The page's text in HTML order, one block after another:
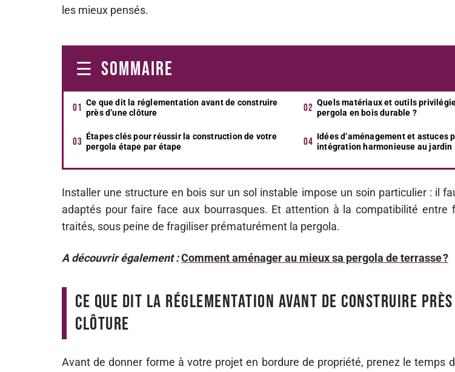
les mieux pensés.
SOMMAIRE
Ce que dit la réglementation avant de construire
près d’une clôture
Quels matériaux et outils
pergola en bois durable ?
Étapes clés pour réussir la construction de votre
pergola étape par étape
Idées d’aménagement et astuces
intégration harmonieuse au jardin
Installer une structure en bois sur un sol instable impose un soin particulier : il
adaptés pour faire face aux bourrasques. Et attention à la compatibilité entre
traités, sous peine de fragiliser prématurément la pergola.
A découvrir également :Comment aménager au mieux sa pergola de terrasse ?
Ce que dit la réglementation avant de construire près
clôture
Avant de donner forme à votre projet en bordure de propriété, prenez le temps